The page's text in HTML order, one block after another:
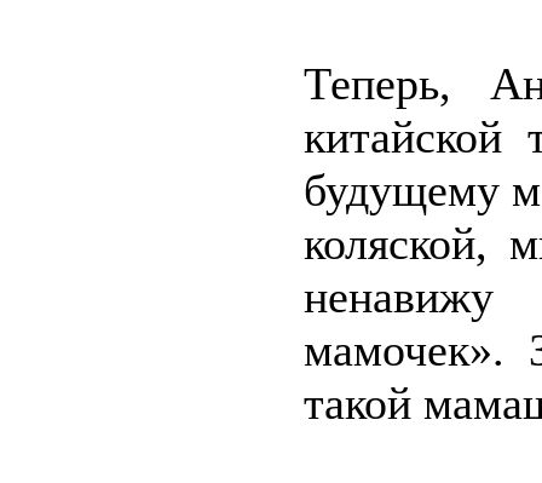
Теперь,
китайской
будущему
коляской,
мамочек».
такой